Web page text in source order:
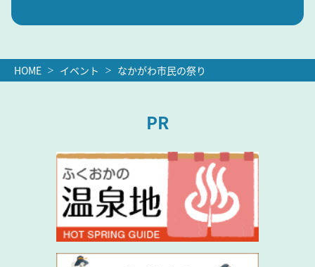
HOME イベント なかがわ市民の祭り
PR